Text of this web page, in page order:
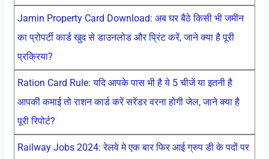
Jamin Property Card Download: अब घर बैठे किसी भी जमीन
का प्रोपर्टी कार्ड खुद से डाउनलोड और प्रिंट करें, जाने क्या है पूरी
प्रक्रिया?
Ration Card Rule: यदि आपके पास भी है ये 5 चीजें या इतनी है
आपकी कमाई तो राशन कार्ड करें सरेंडर वरना होगी जेल, जाने क्या है
पूरी रिपोर्ट?
Railway Jobs 2024: रेलवे मे एक बार फिर आई ग्रुप डी के पदों पर